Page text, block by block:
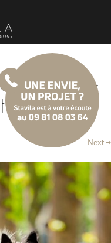
animaux-
Next →